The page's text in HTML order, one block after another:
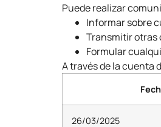
Puede realizar
Informar sobre
Transmitir otras
Formular
A través de la cuenta
26/03/2025